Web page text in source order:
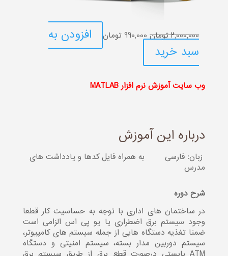
2,000,000تومان قیمت
اصلی:
2,000,000 تومان
بود.
990,000تومان قیمت
فعلی:
990,000 تومان.
افزودن به
سبد خرید
وب سایت آموزش نرم افزار MATLAB
درباره این آموزش
زبان: فارسی به همراه فایل کدها و یادداشت های
مدرس
شرح دوره
در ساختمان های اداری با توجه به حساسیت کار قطعا
وجود سیستم برق اضطراری یا یو پی اس الزامی است
ضمنا تغذیه دستگاه هایی از جمله سیستم های کامپیوتر،
سیستم دوربین مدار بسته، سیستم امنیتی و دستگاه